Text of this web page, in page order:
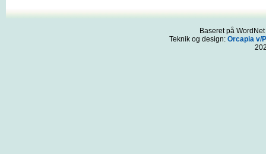
Baseret på
Teknik og design: Orcapia v/